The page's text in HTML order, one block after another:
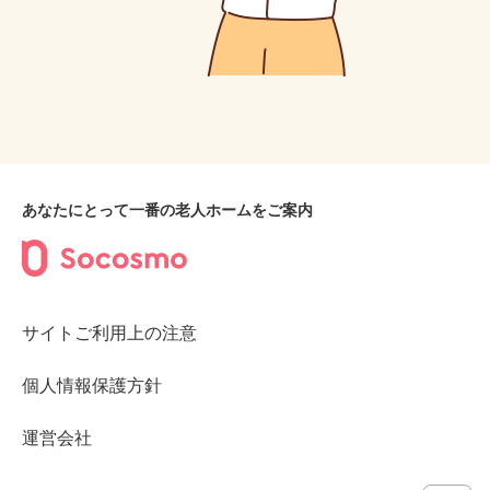
あなたにとって一番の老人ホームをご案内
サイトご利用上の注意
個人情報保護方針
運営会社